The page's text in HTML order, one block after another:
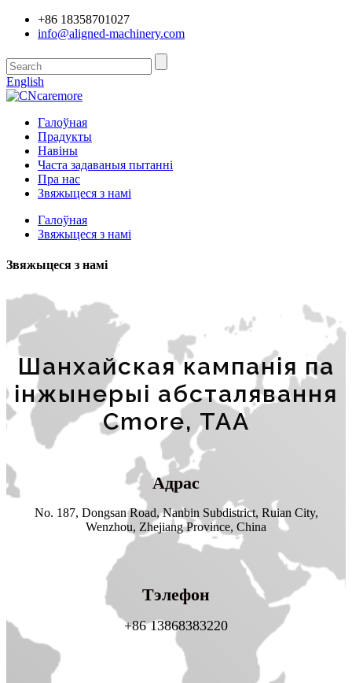
+86 18358701027
info@aligned-machinery.com
English
Галоўная
Прадукты
Навіны
Часта задаваныя пытанні
Пра нас
Звяжыцеся з намі
Галоўная
Звяжыцеся з намі
Звяжыцеся з намі
Шанхайская кампанія па
інжынерыі абсталявання
Cmore, ТАА
Адрас
No. 187, Dongsan Road, Nanbin Subdistrict, Ruian City,
Wenzhou, Zhejiang Province, China
Тэлефон
+86 13868383220